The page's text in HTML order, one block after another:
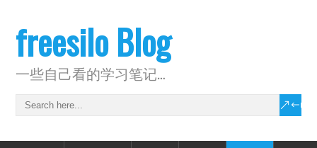
freesilo Blog
一些自己看的学习笔记…